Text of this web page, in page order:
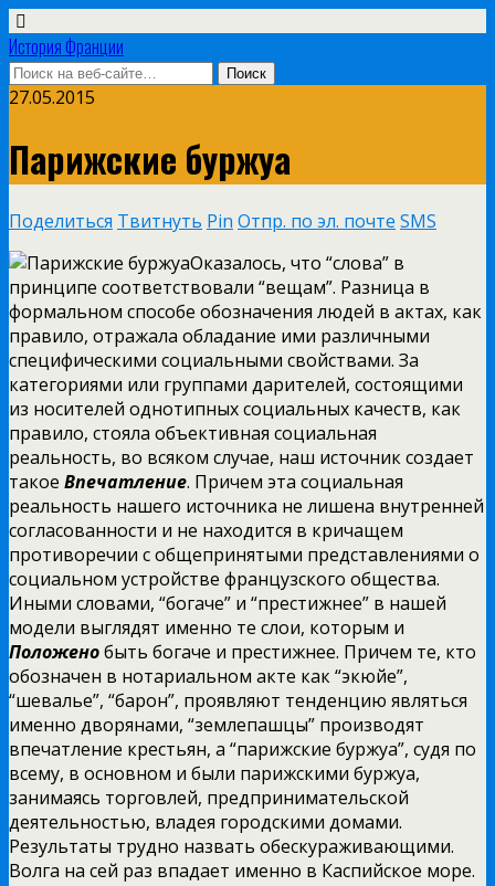
История Франции
27.05.2015
Парижские буржуа
Поделиться Твитнуть Pin Отпр. по эл. почте SMS
Оказалось, что “слова” в
принципе соответствовали “вещам”. Разница в
формальном способе обозначения людей в актах, как
правило, отражала обладание ими различными
специфическими социальными свойствами. За
категориями или группами дарителей, состоящими
из носителей однотипных социальных качеств, как
правило, стояла объективная социальная
реальность, во всяком случае, наш источник создает
такое Впечатление. Причем эта социальная
реальность нашего источника не лишена внутренней
согласованности и не находится в кричащем
противоречии с общепринятыми представлениями о
социальном устройстве французского общества.
Иными словами, “богаче” и “престижнее” в нашей
модели выглядят именно те слои, которым и
Положенобыть богаче и престижнее. Причем те, кто
обозначен в нотариальном акте как “экюйе”,
“шевалье”, “барон”, проявляют тенденцию являться
именно дворянами, “землепашцы” производят
впечатление крестьян, а “парижские буржуа”, судя по
всему, в основном и были парижскими буржуа,
занимаясь торговлей, предпринимательской
деятельностью, владея городскими домами.
Результаты трудно назвать обескураживающими.
Волга на сей раз впадает именно в Каспийское море.